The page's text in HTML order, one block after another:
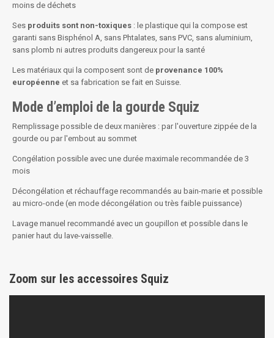
moins de déchets
Ses produits sont non-toxiques : le plastique qui la compose est
garanti sans Bisphénol A, sans Phtalates, sans PVC, sans aluminium,
sans plomb ni autres produits dangereux pour la santé
Les matériaux qui la composent sont de provenance 100%
européenne et sa fabrication se fait en Suisse.
Mode d’emploi de la gourde Squiz
Remplissage possible de deux manières : par l'ouverture zippée de la
gourde ou par l'embout au sommet
Congélation possible avec une durée maximale recommandée de 3
mois
Décongélation et réchauffage recommandés au bain-marie et possible
au micro-onde (en mode décongélation ou très faible puissance)
Lavage manuel recommandé avec un goupillon et possible dans le
panier haut du lave-vaisselle.
Zoom sur les accessoires Squiz